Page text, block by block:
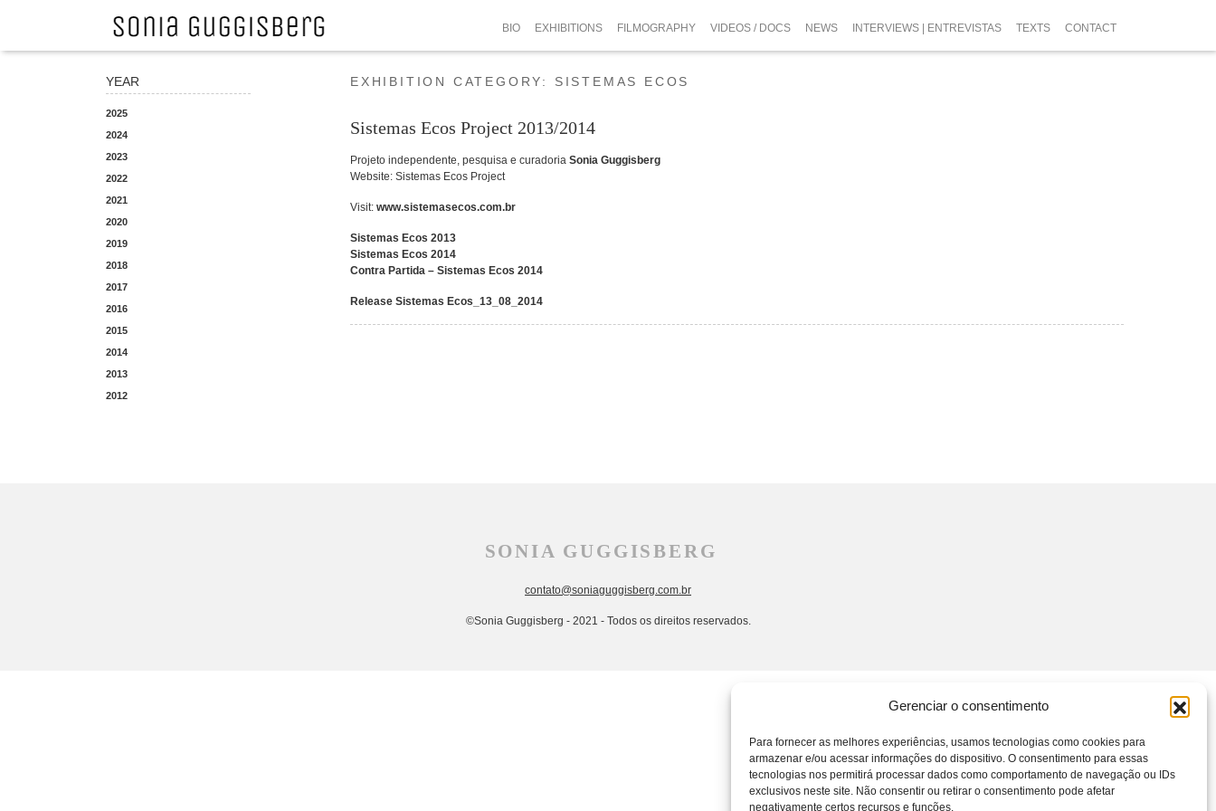
Gerenciar o consentimento
Para fornecer as melhores experiências, usamos tecnologias como cookies para
armazenar e/ou acessar informações do dispositivo. O consentimento para essas
tecnologias nos permitirá processar dados como comportamento de navegação ou IDs
exclusivos neste site. Não consentir ou retirar o consentimento pode afetar
negativamente certos recursos e funções.
BIO EXHIBITIONS FILMOGRAPHY VIDEOS / DOCS NEWS INTERVIEWS | ENTREVISTAS TEXTS CONTACT
YEAR
2025
2024
2023
2022
2021
2020
2019
2018
2017
2016
2015
2014
2013
2012
EXHIBITION CATEGORY: SISTEMAS ECOS
Sistemas Ecos Project 2013/2014
Projeto independente, pesquisa e curadoria Sonia Guggisberg
Website: Sistemas Ecos Project
Visit: www.sistemasecos.com.br
Sistemas Ecos 2013
Sistemas Ecos 2014
Contra Partida – Sistemas Ecos 2014
Release Sistemas Ecos_13_08_2014
SONIA GUGGISBERG
contato@soniaguggisberg.com.br
©Sonia Guggisberg - 2021 - Todos os direitos reservados.